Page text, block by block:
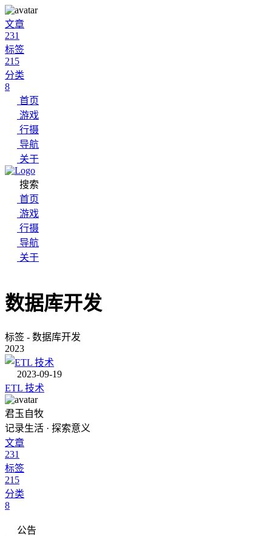
文章
231
标签
215
分类
8
首页
游戏
行摄
导航
关于
搜索
首页
游戏
行摄
导航
关于
数据库开发
标签 - 数据库开发
2023
2023-09-19
ETL 技术
君玉自牧
记录生活 · 探索意义
文章
231
标签
215
分类
8
公告